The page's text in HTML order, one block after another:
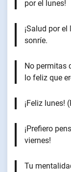
por el lunes!
¡Salud por
sonríe.
No permitas
lo feliz que
¡Feliz lunes!
¡Prefiero
viernes!
Tu